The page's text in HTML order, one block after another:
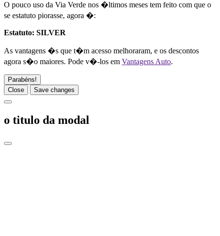
O pouco uso da Via Verde nos �ltimos meses tem feito com que o
se estatuto piorasse, agora �:
Estatuto: SILVER
As vantagens �s que t�m acesso melhoraram, e os descontos
agora s�o maiores. Pode v�-los em Vantagens Auto.
Parabéns!
Close
Save changes
o titulo da modal